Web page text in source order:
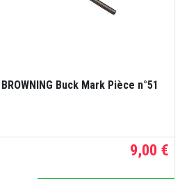
Buck Mark Pièce n°51
9,00 €